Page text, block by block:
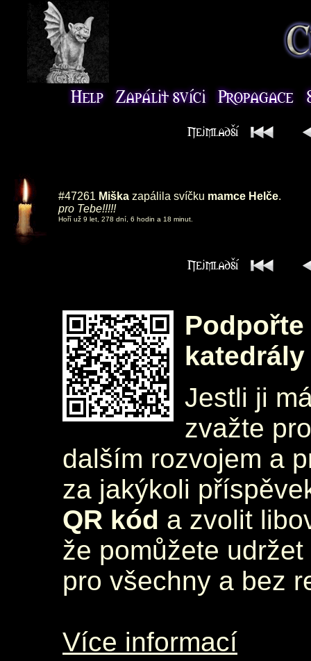
#47261 Miška zapálila svíčku mamce Helče.
pro Tebe!!!!!
Hoří už 9 let, 278 dní, 6 hodin a 18 minut.
katedrály
Jestli ji
zvažte
dalším rozvojem a
za jakýkoli
QR kód a zvolit
že pomůžete
pro všechny a bez
Více informací